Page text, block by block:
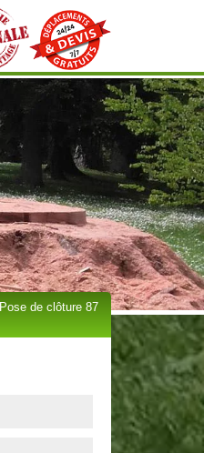
Pose de clôture 87